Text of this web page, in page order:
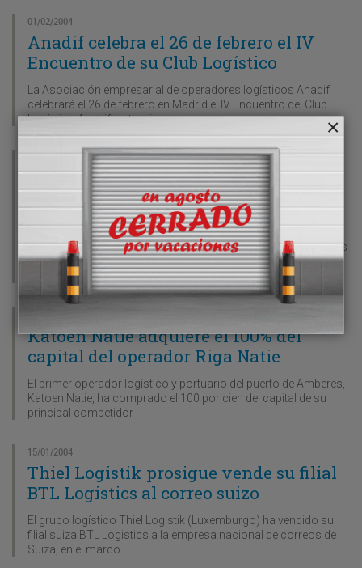
01/02/2004
Anadif celebra el 26 de febrero el IV
Encuentro de su Club Logístico
La Asociación empresarial de operadores logísticos Anadif
celebrará el 26 de febrero en Madrid el IV Encuentro del Club
Logístico Anadif, patrocinado
15/01/2004
Schenker y Siemens crean una joint
venture para ofrecer servicios de
logística subcontratada en Alemania
El operador logístico Schenker y la ingeniería alemana Siemens
han creado una joint venture para trabajar en el sector de la
logística subcontratada.
15/01/2004
Katoen Natie adquiere el 100% del
capital del operador Riga Natie
El primer operador logístico y portuario del puerto de Amberes,
Katoen Natie, ha comprado el 100 por cien del capital de su
principal competidor
15/01/2004
Thiel Logistik prosigue vende su filial
BTL Logistics al correo suizo
El grupo logístico Thiel Logistik (Luxemburgo) ha vendido su
filial suiza BTL Logistics a la empresa nacional de correos de
Suiza, en el marco